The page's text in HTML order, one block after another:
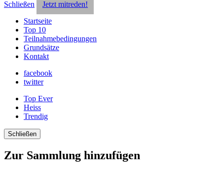
Schließen
Jetzt mitreden!
Startseite
Top 10
Teilnahmebedingungen
Grundsätze
Kontakt
facebook
twitter
Top Ever
Heiss
Trendig
Schließen
Zur Sammlung hinzufügen